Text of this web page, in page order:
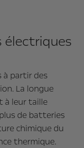
électriques
à partir des
La longue
à leur taille
de batteries
chimique du
thermique.